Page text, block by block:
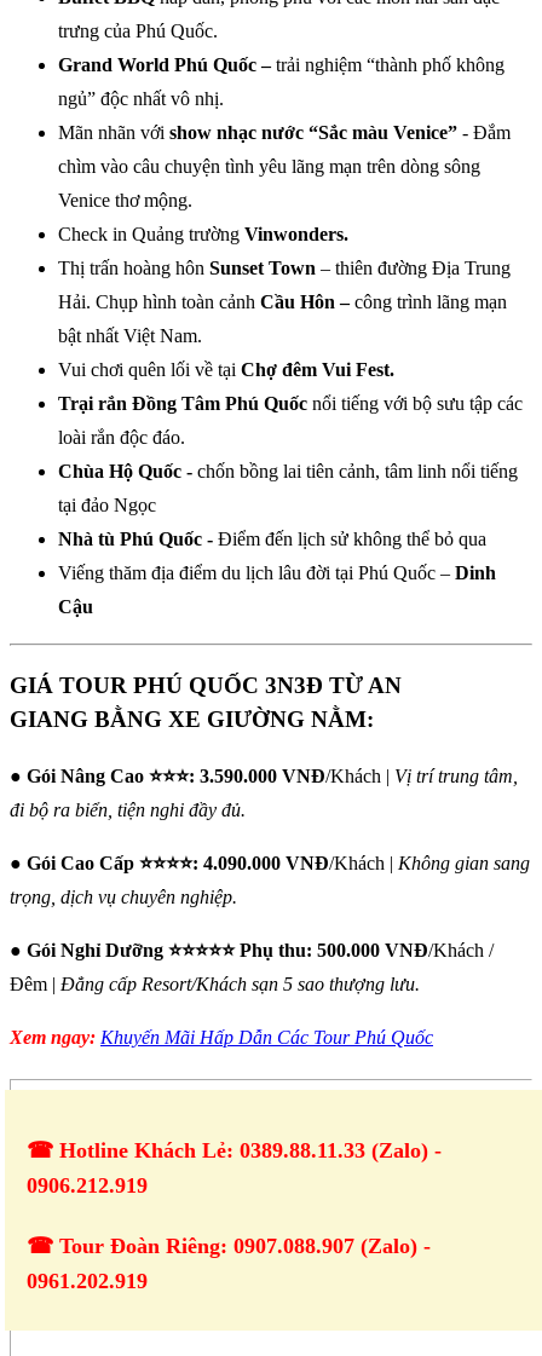
trưng của Phú Quốc.
Grand World Phú Quốc –trải nghiệm “thành phố không
ngủ” độc nhất vô nhị.
Mãn nhãn với show nhạc nước “Sắc màu Venice” - Đắm
chìm vào câu chuyện tình yêu lãng mạn trên dòng sông
Venice thơ mộng.
Check in Quảng trường Vinwonders.
Thị trấn hoàng hôn Sunset Town – thiên đường Địa Trung
Hải. Chụp hình toàn cảnh Cầu Hôn –công trình lãng mạn
bật nhất Việt Nam.
Vui chơi quên lối về tại Chợ đêm Vui Fest.
Trại rắn Đồng Tâm Phú Quốc nổi tiếng với bộ sưu tập các
loài rắn độc đáo.
Chùa Hộ Quốc - chốn bồng lai tiên cảnh, tâm linh nổi tiếng
tại đảo Ngọc
Nhà tù Phú Quốc - Điểm đến lịch sử không thể bỏ qua
Viếng thăm địa điểm du lịch lâu đời tại Phú Quốc – Dinh
Cậu
GIÁ TOUR PHÚ QUỐC 3N3Đ TỪ AN
GIANG BẰNG XE GIƯỜNG NẰM:
● Gói Nâng Cao ⭐⭐⭐: 3.590.000 VNĐ/Khách | Vị trí trung tâm,
đi bộ ra biển, tiện nghi đầy đủ.
● Gói Cao Cấp ⭐⭐⭐⭐: 4.090.000 VNĐ/Khách | Không gian sang
trọng, dịch vụ chuyên nghiệp.
● Gói Nghỉ Dưỡng ⭐⭐⭐⭐⭐Phụ thu: 500.000 VNĐ/Khách /
Đêm | Đẳng cấp Resort/Khách sạn 5 sao thượng lưu.
Xem ngay: Khuyến Mãi Hấp Dẫn Các Tour Phú Quốc
☎ Hotline Khách Lẻ: 0389.88.11.33 (Zalo) -
0906.212.919
☎ Tour Đoàn Riêng: 0907.088.907 (Zalo) -
0961.202.919